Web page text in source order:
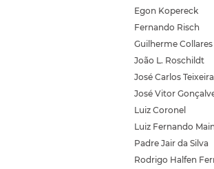
Egon Kopereck
Fernando Risch
Guilherme Collares
João L. Roschildt
José Carlos
José Vitor
Luiz Coronel
Luiz Fernando
Padre Jair da Silva
Rodrigo Halfen